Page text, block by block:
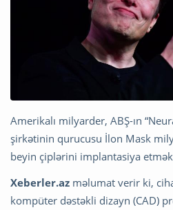
Amerikalı milyarder, ABŞ-ın
şirkətinin qurucusu İlon Mask
beyin çiplərini implantasiya
Xeberler.az məlumat verir ki,
kompüter dəstəkli dizayn (CAD)